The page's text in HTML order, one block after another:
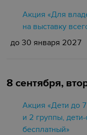
Акция «Для
на выставку
до 30 января 2027
8 сентября,
Акция «Дети до
и 2 группы,
бесплатный»